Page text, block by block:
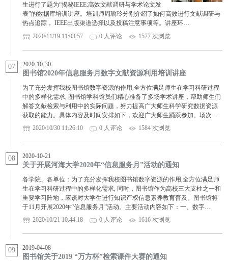
生进行了题为“揭秘IEEE:高效文献调研与学术论文发
表”的数据库培训讲座。培训师周瑜玲分别介绍了如何高效进行文献调研与
热点追踪， IEEE出版渠道选择以及投稿注意事项等。讲座环…
2020/11/19 11:03:57
0 人评论 1577 次浏览
07 2020-10-30
图书馆2020年信息服务月数字文献资源利用培训讲座
为了充分发挥我校图书馆数字资源的作用,全方位满足师生在学习科研过程
中的多样化需求, 图书馆学科馆员们精心准备了多场学术讲座，帮助师生们
解答文献检索与利用中的实际问题，努力提高广大师生科学研究数据资源
获取的能力。具体内容及时间安排如下，欢迎广大师生踊跃参加。场次…
2020/10/30 11:26:10
0 人评论 1584 次浏览
08 2020-10-21
关于开展河海大学2020年“信息服务月”活动的通知
各学院、各单位：为了充分发挥我校图书馆数字资源的作用,全方位满足师
生在学习科研过程中的多样化需求, 同时，图书馆作为高校三大支柱之一和
重要学习阵地，应该对大学生进行知识产权信息素养教育普及。图书馆将
于11月开展2020年“信息服务月”活动。主要活动内容如下：一、数字…
2020/10/21 10:44:18
0 人评论 1616 次浏览
09 2019-04-08
图书馆关于2019 “万方杯”检索课件大赛的通知